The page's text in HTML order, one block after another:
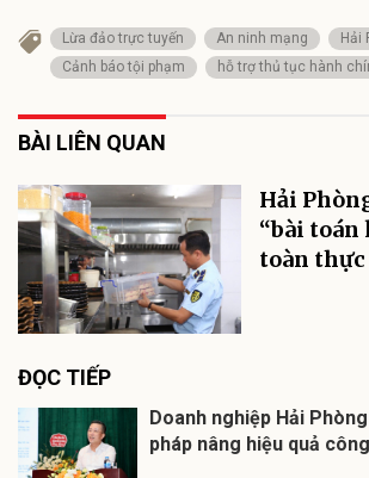
Lừa đảo trực tuyến An ninh mạng
Hải
Cảnh báo tội phạm
hỗ trợ thủ tục hành
BÀI LIÊN QUAN
Hải
“bài toán
toàn
ĐỌC TIẾP
Doanh nghiệp Hải
pháp nâng hiệu quả